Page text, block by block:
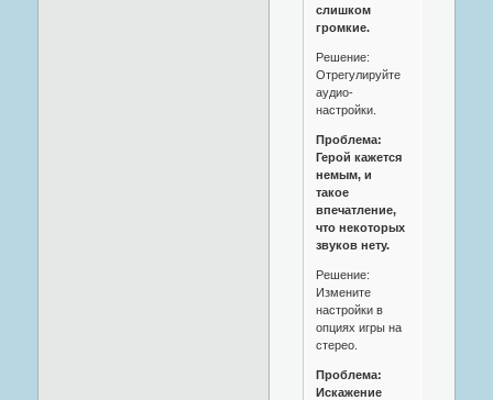
слишком
громкие.
Решение:
Отрегулируйте
аудио-
настройки.
Проблема:
Герой кажется
немым, и
такое
впечатление,
что некоторых
звуков нету.
Решение:
Измените
настройки в
опциях игры на
стерео.
Проблема:
Искажение